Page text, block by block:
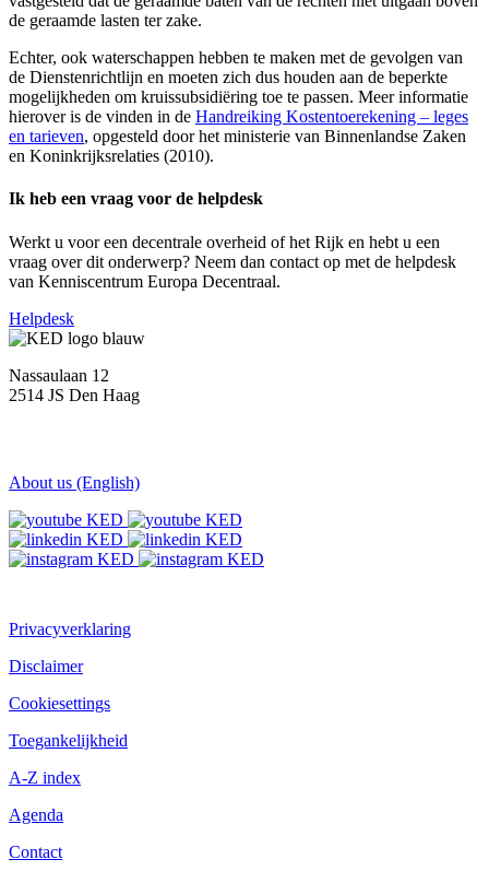
de geraamde lasten ter zake.
Echter, ook waterschappen hebben te maken met de gevolgen van
de Dienstenrichtlijn en moeten zich dus houden aan de beperkte
mogelijkheden om kruissubsidiëring toe te passen. Meer informatie
hierover is de vinden in de Handreiking Kostentoerekening – leges
en tarieven, opgesteld door het ministerie van Binnenlandse Zaken
en Koninkrijksrelaties (2010).
Ik heb een vraag voor de helpdesk
Werkt u voor een decentrale overheid of het Rijk en hebt u een
vraag over dit onderwerp? Neem dan contact op met de helpdesk
van Kenniscentrum Europa Decentraal.
Helpdesk
Nassaulaan 12
2514 JS Den Haag
About us (English)
Privacyverklaring
Disclaimer
Cookiesettings
Toegankelijkheid
A-Z index
Agenda
Contact